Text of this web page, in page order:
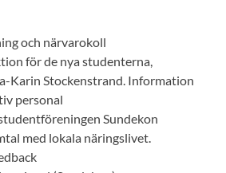
och närvarokoll
för de nya studenterna,
Karin Stockenstrand. Information
personal
Sundekon
med lokala näringslivet.